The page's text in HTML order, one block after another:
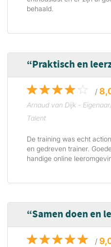
behaald.
Praktisch en
/
Arnaud van Dijk -
Talent
De training was echt
en gedreven trainer.
handige online
Samen doen en
/